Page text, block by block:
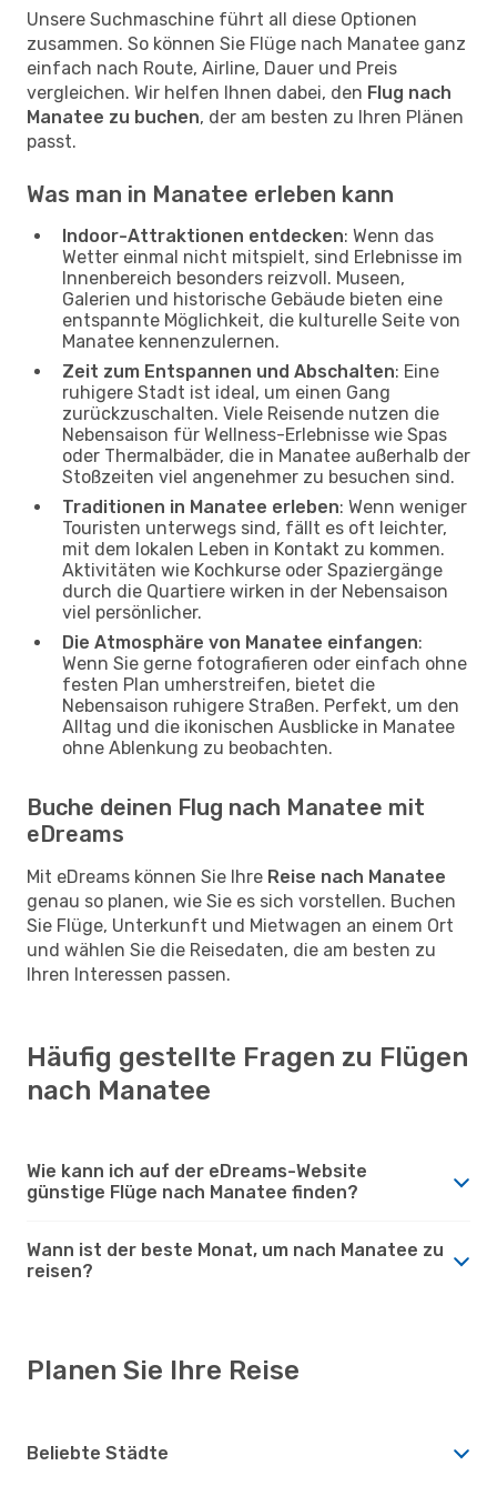
Unsere Suchmaschine führt all diese Optionen
zusammen. So können Sie Flüge nach Manatee ganz
einfach nach Route, Airline, Dauer und Preis
vergleichen. Wir helfen Ihnen dabei, den Flug nach
Manatee zu buchen, der am besten zu Ihren Plänen
passt.
Was man in Manatee erleben kann
Indoor-Attraktionen entdecken: Wenn das
Wetter einmal nicht mitspielt, sind Erlebnisse im
Innenbereich besonders reizvoll. Museen,
Galerien und historische Gebäude bieten eine
entspannte Möglichkeit, die kulturelle Seite von
Manatee kennenzulernen.
Zeit zum Entspannen und Abschalten: Eine
ruhigere Stadt ist ideal, um einen Gang
zurückzuschalten. Viele Reisende nutzen die
Nebensaison für Wellness-Erlebnisse wie Spas
oder Thermalbäder, die in Manatee außerhalb der
Stoßzeiten viel angenehmer zu besuchen sind.
Traditionen in Manatee erleben: Wenn weniger
Touristen unterwegs sind, fällt es oft leichter,
mit dem lokalen Leben in Kontakt zu kommen.
Aktivitäten wie Kochkurse oder Spaziergänge
durch die Quartiere wirken in der Nebensaison
viel persönlicher.
Die Atmosphäre von Manatee einfangen:
Wenn Sie gerne fotografieren oder einfach ohne
festen Plan umherstreifen, bietet die
Nebensaison ruhigere Straßen. Perfekt, um den
Alltag und die ikonischen Ausblicke in Manatee
ohne Ablenkung zu beobachten.
Buche deinen Flug nach Manatee mit
eDreams
Mit eDreams können Sie Ihre Reise nach Manatee
genau so planen, wie Sie es sich vorstellen. Buchen
Sie Flüge, Unterkunft und Mietwagen an einem Ort
und wählen Sie die Reisedaten, die am besten zu
Ihren Interessen passen.
Häufig gestellte Fragen zu Flügen
nach Manatee
Wie kann ich auf der eDreams-Website
günstige Flüge nach Manatee finden?
Wann ist der beste Monat, um nach Manatee zu
reisen?
Planen Sie Ihre Reise
Beliebte Städte